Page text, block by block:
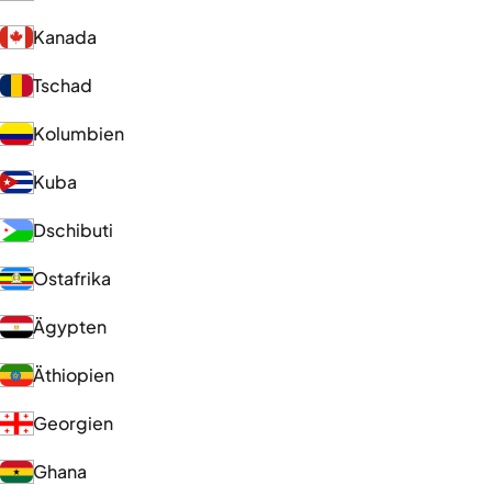
Kanada
Tschad
Kolumbien
Kuba
Dschibuti
Ostafrika
Ägypten
Äthiopien
Georgien
Ghana